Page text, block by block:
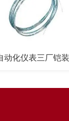
上海自动化仪表三厂铠装高温热电偶